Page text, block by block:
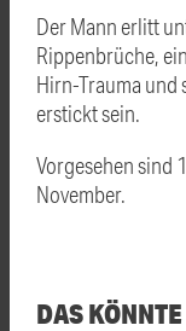
Der Mann erlitt
Rippenbrüche,
Hirn-Trauma und
erstickt sein.
Vorgesehen sind
November.
DAS